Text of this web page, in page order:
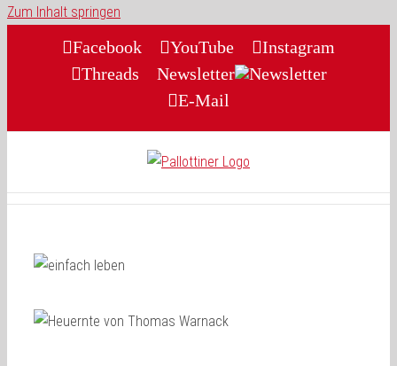
Zum Inhalt springen
Facebook YouTube
Instagram
Threads
Newsletter
E-Mail